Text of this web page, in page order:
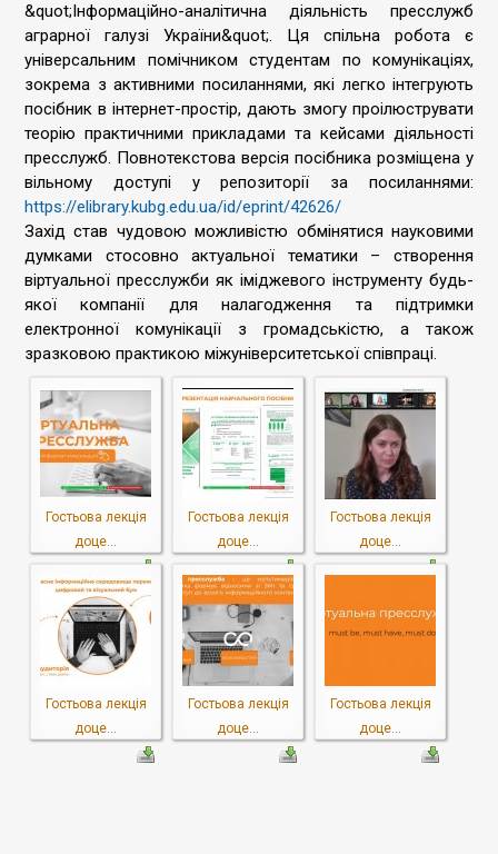
&quot;Інформаційно-аналітична діяльність пресслужб
аграрної галузі України&quot;. Ця спільна робота є
універсальним помічником студентам по комунікаціях,
зокрема з активними посиланнями, які легко інтегрують
посібник в інтернет-простір, дають змогу проілюструвати
теорію практичними прикладами та кейсами діяльності
пресслужб. Повнотекстова версія посібника розміщена у
вільному доступі у репозиторії за посиланнями:
https://elibrary.kubg.edu.ua/id/eprint/42626/
Захід став чудовою можливістю обмінятися науковими
думками стосовно актуальної тематики – створення
віртуальної пресслужби як іміджевого інструменту будь-
якої компанії для налагодження та підтримки
електронної комунікації з громадськістю, а також
зразковою практикою міжуніверситетської співпраці.
Гостьова лекція
доце...
Гостьова лекція
доце...
Гостьова лекція
доце...
Гостьова лекція
доце...
Гостьова лекція
доце...
Гостьова лекція
доце...